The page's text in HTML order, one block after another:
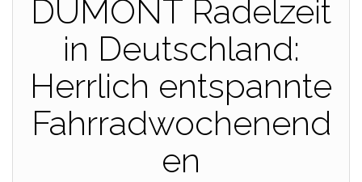
DUMONT Radelzeit
in Deutschland:
Herrlich entspannte
Fahrradwochenend
en